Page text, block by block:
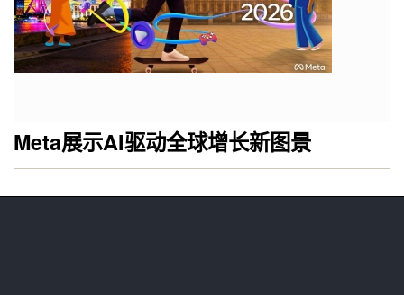
Meta展示AI驱动全球增长新图景